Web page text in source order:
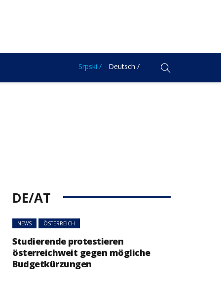
Srpski / Deutsch /
DE/AT
NEWS ÖSTERREICH
Studierende protestieren
österreichweit gegen mögliche
Budgetkürzungen